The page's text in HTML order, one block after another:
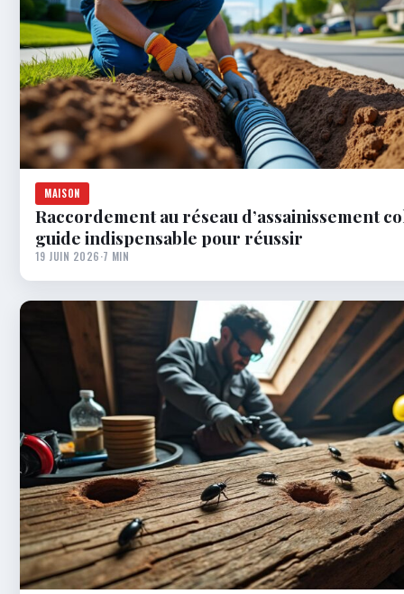
MAISON
Raccordement au réseau d’assainissement
guide indispensable pour réussir
19 JUIN 2026·7 MIN